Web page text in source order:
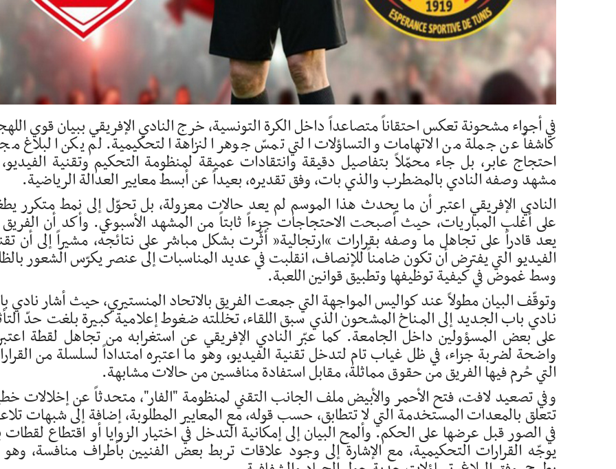
في أجواء مشحونة تعكس احتقاناً متصاعداً داخل الكرة التونسية، خرج النادي الإفريقي ببيان قوي
كاشفاً عن جملة من الاتهامات والتساؤلات التي تمسّ جوهر النزاهة التحكيمية. لم يكن البلاغ
احتجاج عابر، بل جاء محمّلاً بتفاصيل دقيقة وانتقادات عميقة لمنظومة التحكيم وتقنية
مشهد وصفه النادي بالمضطرب والذي بات، وفق تقديره، بعيداً عن أبسط معايير العدالة الرياضية.
النادي الإفريقي اعتبر أن ما يحدث هذا الموسم لم يعد حالات معزولة، بل تحوّل إلى نمط متكرر
على أغلب المباريات، حيث أصبحت الاحتجاجات جزءاً ثابتاً من المشهد الأسبوعي. وأكد أن
يعد قادراً على تجاهل ما وصفه بقرارات “ارتجالية” أثّرت بشكل مباشر على نتائجه، مشيراً إلى أن
الفيديو التي يفترض أن تكون ضامناً للإنصاف، انقلبت في عديد المناسبات إلى عنصر يكرّس الشعور
وسط غموض في كيفية توظيفها وتطبيق قوانين اللعبة.
وتوقّف البيان مطولاً عند كواليس المواجهة التي جمعت الفريق بالاتحاد المنستيري، حيث أشار نادي
نادي باب الجديد إلى المناخ المشحون الذي سبق اللقاء، تخللته ضغوط إعلامية كبيرة بلغت حدّ
على بعض المسؤولين داخل الجامعة. كما عبّر النادي الإفريقي عن استغرابه من تجاهل لقطة
واضحة لضربة جزاء، في ظل غياب تام لتدخل تقنية الفيديو، وهو ما اعتبره امتداداً لسلسلة من
التي حُرم فيها الفريق من حقوق مماثلة، مقابل استفادة منافسين من حالات مشابهة.
وفي تصعيد لافت، فتح الأحمر والأبيض ملف الجانب التقني لمنظومة "الفار"، متحدثاً عن إخلالات
تتعلق بالمعدات المستخدمة التي لا تتطابق، حسب قوله، مع المعايير المطلوبة، إضافة إلى شبهات
في الصور قبل عرضها على الحكم. وألمح البيان إلى إمكانية التدخل في اختيار الزوايا أو اقتطاع لقطات
يوجّه القرارات التحكيمية، مع الإشارة إلى وجود علاقات تربط بعض الفنيين بأطراف منافسة،